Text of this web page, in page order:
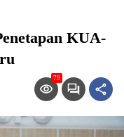
KUA-
79